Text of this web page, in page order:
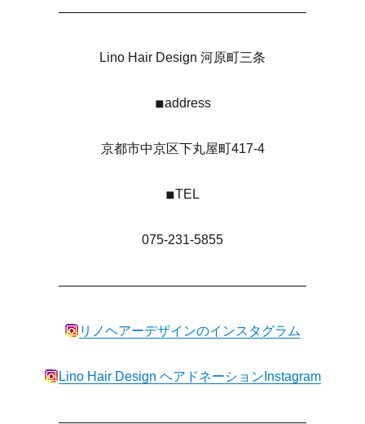
———————————————————
Lino Hair Design 河原町三条
◾︎address
京都市中京区下丸屋町417-4
◾︎TEL
075-231-5855
———————————————————
リノヘアーデザインのインスタグラム
Lino Hair Design ヘアドネーションInstagram